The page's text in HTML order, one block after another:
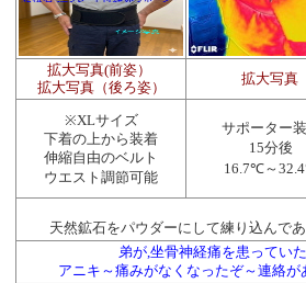
拡大写真(前姿）
拡大写真（後ろ姿）
拡大写真
※XLサイズ
下着の上から装着
伸縮自由のベルト
ウエスト調節可能
サポーター
15分後
16.7℃～
天然鉱石をパウダーにして練り込んで
弟が,坐骨神経痛を患ってい
アニキ～痛みがなくなったぞ～連絡が